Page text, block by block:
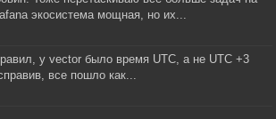
экосистема мощная, но их...
у vector было время UTC, а не UTC +3
все пошло как...